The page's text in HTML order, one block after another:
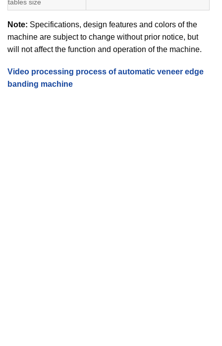
tables size
Note: Specifications, design features and colors of the
machine are subject to change without prior notice, but
will not affect the function and operation of the machine.
Video processing process of automatic veneer edge
banding machine